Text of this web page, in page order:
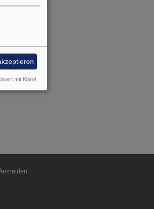
Tage
mit Klaro!